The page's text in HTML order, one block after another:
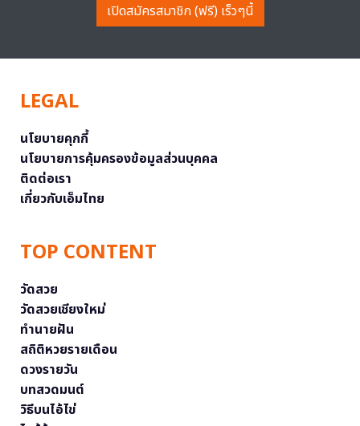
เปิดสมัครสมาชิก (ฟรี) เร็วๆนี้
LEGAL
นโยบายคุกกี้
นโยบายการคุ้มครองข้อมูลส่วนบุคคล
ติดต่อเรา
เกี่ยวกับเอ็มไทย
TOP CONTENT
วัดสวย
วัดสวยเชียงใหม่
ทำนายฝัน
สถิติหวยรายเดือน
ดวงรายวัน
บทสวดมนต์
วิธีบนไอ้ไข่